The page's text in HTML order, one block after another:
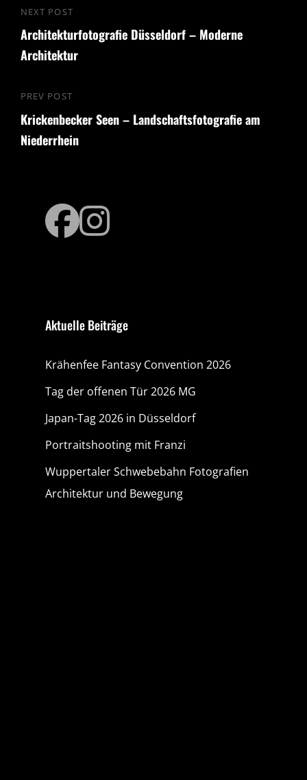
Beitragsnavigation
Previous
Post
PREV POST
Krickenbecker Seen – Landschaftsfotografie am
Niederrhein
Next
Post
NEXT POST
Architekturfotografie Düsseldorf – Moderne
Architektur
facebook
Aktuelle Beiträge
Krähenfee Fantasy Convention 2026
Tag der offenen Tür 2026 MG
Japan-Tag 2026 in Düsseldorf
Portraitshooting mit Franzi
Wuppertaler Schwebebahn Fotografien
Architektur und Bewegung